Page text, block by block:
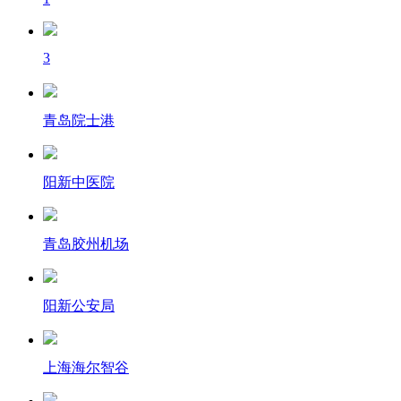
3
青岛院士港
阳新中医院
青岛胶州机场
阳新公安局
上海海尔智谷